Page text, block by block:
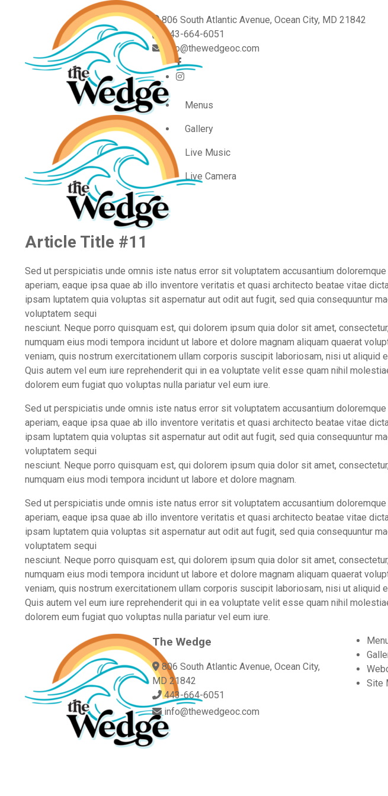
806 South Atlantic Avenue, Ocean City, MD 21842
443-664-6051
info@thewedgeoc.com
Menus
Gallery
Live Music
Live Camera
Article Title #11
Sed ut perspiciatis unde omnis iste natus error sit voluptatem accusantium doloremque
aperiam, eaque ipsa quae ab illo inventore veritatis et quasi architecto beatae vitae
ipsam luptatem quia voluptas sit aspernatur aut odit aut fugit, sed quia consequuntur
voluptatem sequi
nesciunt. Neque porro quisquam est, qui dolorem ipsum quia dolor sit amet,
numquam eius modi tempora incidunt ut labore et dolore magnam aliquam quaerat
veniam, quis nostrum exercitationem ullam corporis suscipit laboriosam, nisi ut aliquid
Quis autem vel eum iure reprehenderit qui in ea voluptate velit esse quam nihil
dolorem eum fugiat quo voluptas nulla pariatur vel eum iure.
Sed ut perspiciatis unde omnis iste natus error sit voluptatem accusantium doloremque
aperiam, eaque ipsa quae ab illo inventore veritatis et quasi architecto beatae vitae
ipsam luptatem quia voluptas sit aspernatur aut odit aut fugit, sed quia consequuntur
voluptatem sequi
nesciunt. Neque porro quisquam est, qui dolorem ipsum quia dolor sit amet,
numquam eius modi tempora incidunt ut labore et dolore magnam.
Sed ut perspiciatis unde omnis iste natus error sit voluptatem accusantium doloremque
aperiam, eaque ipsa quae ab illo inventore veritatis et quasi architecto beatae vitae
ipsam luptatem quia voluptas sit aspernatur aut odit aut fugit, sed quia consequuntur
voluptatem sequi
nesciunt. Neque porro quisquam est, qui dolorem ipsum quia dolor sit amet,
numquam eius modi tempora incidunt ut labore et dolore magnam aliquam quaerat
veniam, quis nostrum exercitationem ullam corporis suscipit laboriosam, nisi ut aliquid
Quis autem vel eum iure reprehenderit qui in ea voluptate velit esse quam nihil
dolorem eum fugiat quo voluptas nulla pariatur vel eum iure.
The Wedge
806 South Atlantic Avenue, Ocean City,
MD 21842
443-664-6051
info@thewedgeoc.com
Site